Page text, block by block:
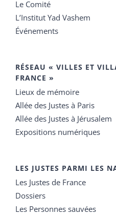
Le Comité
L’Institut Yad Vashem
Événements
RÉSEAU « VILLES ET
FRANCE »
Lieux de mémoire
Allée des Justes à Paris
Allée des Justes à Jérusalem
Expositions numériques
LES JUSTES PARMI LES
Les Justes de France
Dossiers
Les Personnes sauvées